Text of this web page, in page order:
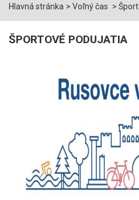
Hlavná stránka Voľný čas Šport
ŠPORTOVÉ PODUJATIA